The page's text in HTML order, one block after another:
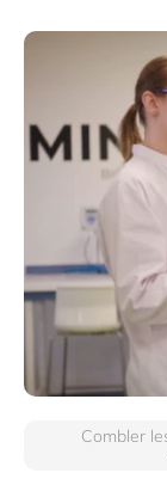
Combler